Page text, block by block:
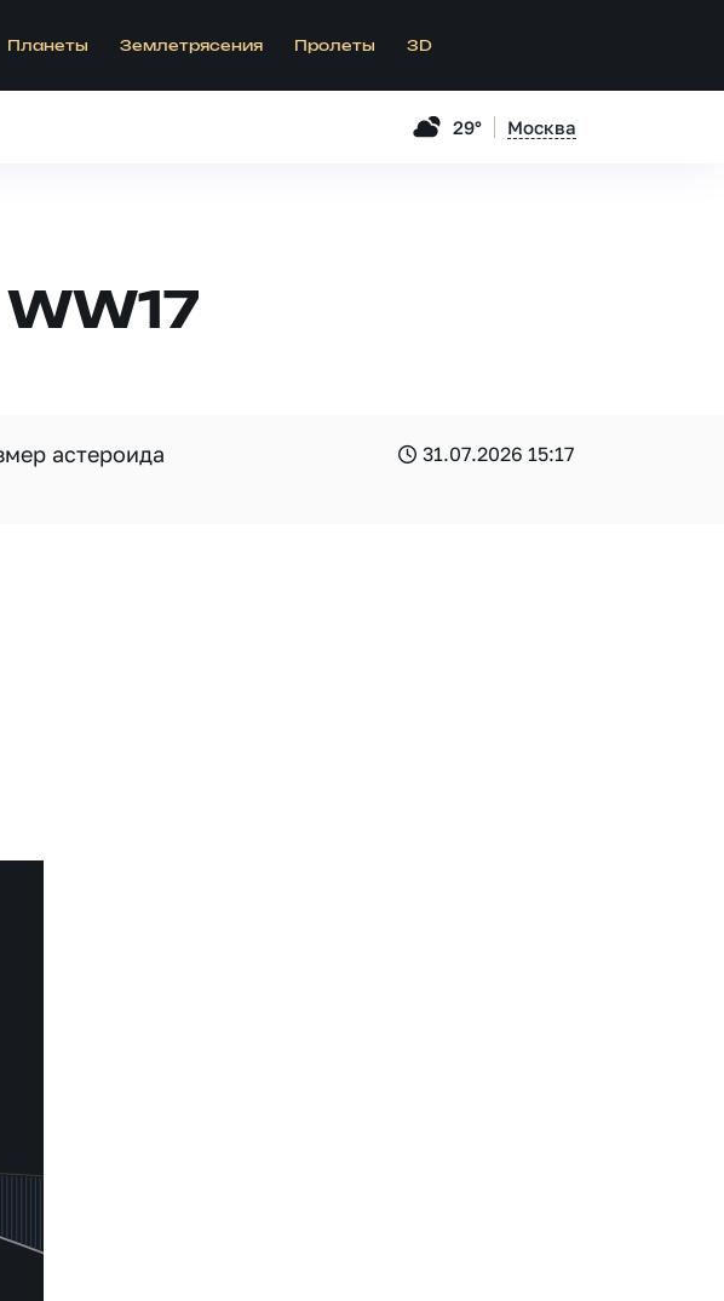
Планеты Землетрясения Пролеты 3D
29° Москва
астероида
31.07.2026 15:17